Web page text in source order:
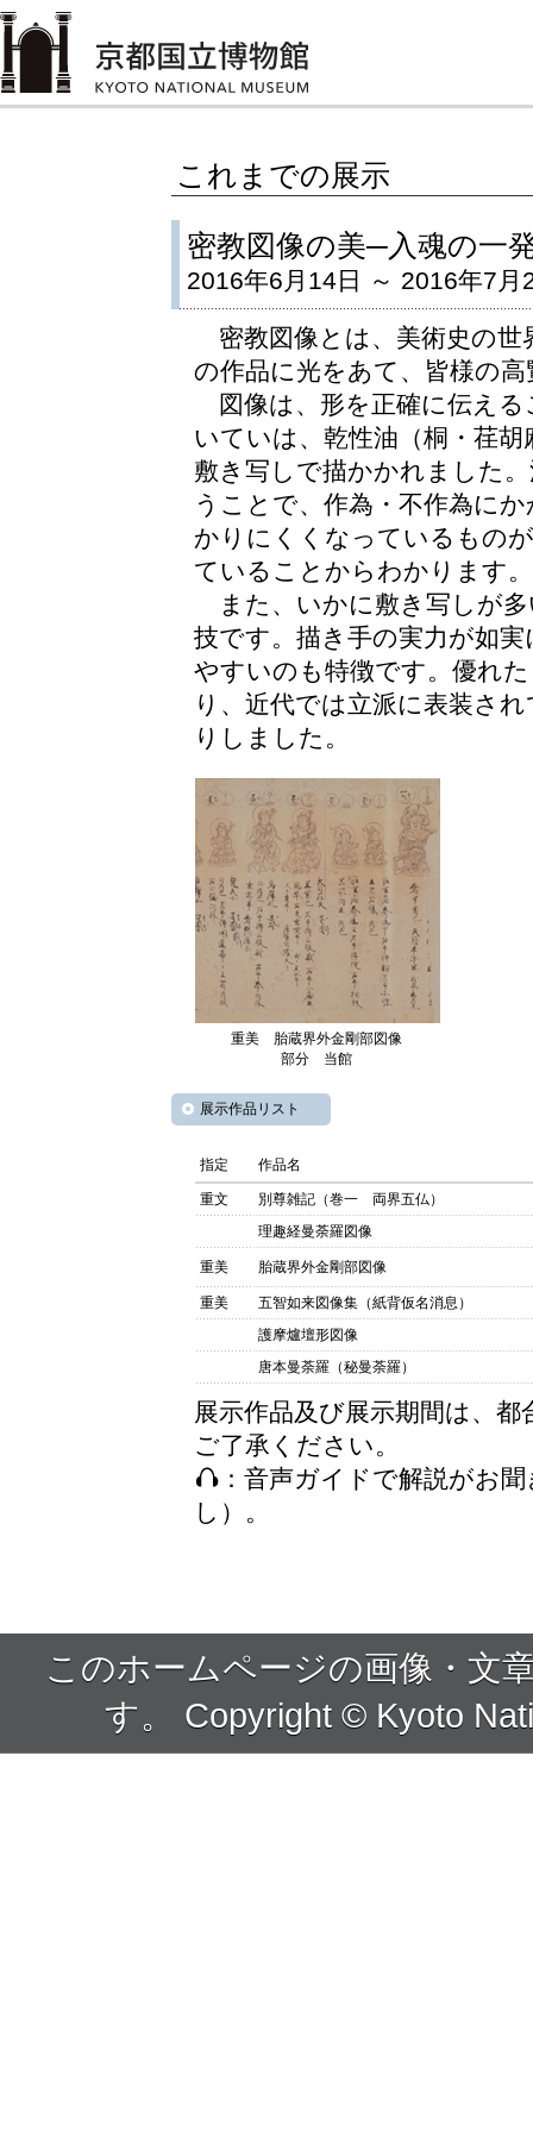
これまでの展示
密教図像の美─入魂の一
2016年6月14日 ～ 2016年7月
密教図像とは、美術史の世
の作品に光をあて、皆様の
図像は、形を正確に伝え
いていは、乾性油（桐・荏
敷き写しで描かかれました
うことで、作為・不作為に
かりにくくなっているもの
ていることからわかります。
また、いかに敷き写しが
技です。描き手の実力が如
やすいのも特徴です。優れ
り、近代では立派に表装さ
りしました。
重美 胎蔵界外金剛部図像
部分 当館
展示作品リスト
指定 作品名
重文
別尊雑記（巻一 両界五仏）
理趣経曼荼羅図像
重美 胎蔵界外金剛部図像
重美
五智如来図像集（紙背仮名消息）
護摩爐壇形図像
唐本曼荼羅（秘曼荼羅）
展示作品及び展示期間は、
ご了承ください。
：音声ガイドで解説がお
し）。
このホームページの画像・文
す。 Copyright © Kyoto